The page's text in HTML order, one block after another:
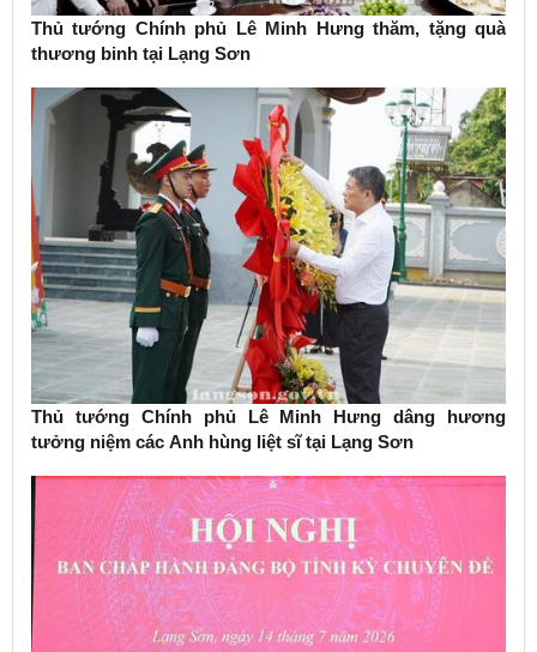
Thủ tướng Chính phủ Lê Minh Hưng thăm, tặng quà
thương binh tại Lạng Sơn
Thủ tướng Chính phủ Lê Minh Hưng dâng hương
tưởng niệm các Anh hùng liệt sĩ tại Lạng Sơn